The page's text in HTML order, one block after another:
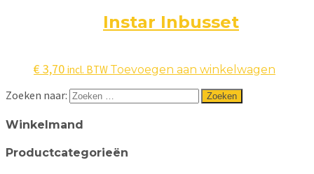
Instar Inbusset
€3,70 incl. BTW Toevoegen aan winkelwagen
Zoeken naar:
Winkelmand
Productcategorieën